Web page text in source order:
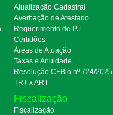
Atualização Cadastral
Averbação de Atestado
Requerimento de PJ
Certidões
Áreas de Atuação
Taxas e Anuidade
Resolução CFBio nº 724/2025
TRT x ART
Fiscalização
Fiscalização